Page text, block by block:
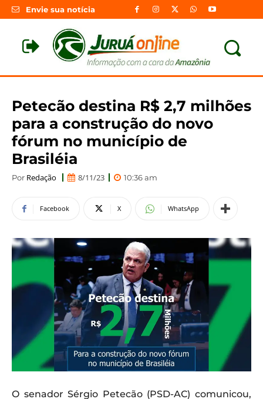
Envie sua notícia
Petecão destina R$ 2,7 milhões
para a construção do novo
fórum no município de
Brasiléia
Por Redação 8/11/23 10:36 am
Facebook X WhatsApp
O senador Sérgio Petecão (PSD-AC) comunicou,